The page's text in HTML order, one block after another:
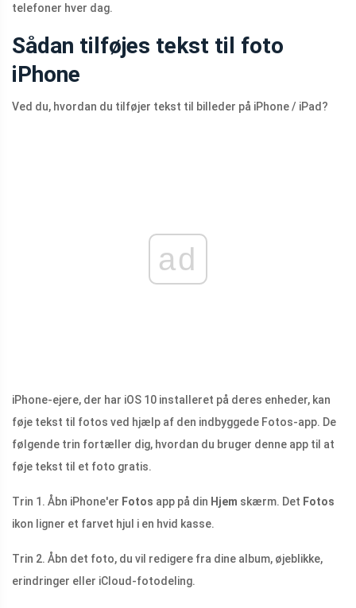
telefoner hver dag.
Sådan tilføjes tekst til foto
iPhone
Ved du, hvordan du tilføjer tekst til billeder på iPhone / iPad?
ad
iPhone-ejere, der har iOS 10 installeret på deres enheder, kan
føje tekst til fotos ved hjælp af den indbyggede Fotos-app. De
følgende trin fortæller dig, hvordan du bruger denne app til at
føje tekst til et foto gratis.
Trin 1. Åbn iPhone'er Fotos app på din Hjem skærm. Det Fotos
ikon ligner et farvet hjul i en hvid kasse.
Trin 2. Åbn det foto, du vil redigere fra dine album, øjeblikke,
erindringer eller iCloud-fotodeling.